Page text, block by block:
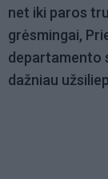
net iki paros
grėsmingai,
departamento
dažniau